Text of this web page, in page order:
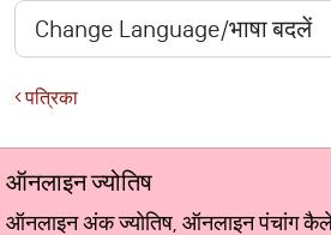
पत्रिका
ऑनलाइन ज्योतिष
ऑनलाइन अंक ज्योतिष, ऑनलाइन पंचांग